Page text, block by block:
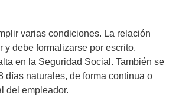
varias condiciones. La relación
debe formalizarse por escrito.
en la Seguridad Social. También se
días naturales, de forma continua o
del empleador.